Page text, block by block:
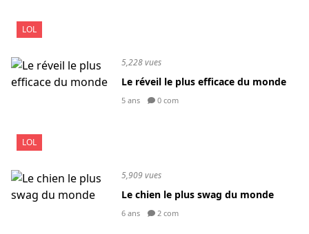
LOL
LOL
5,228 vues
Le réveil le plus efficace du monde
5 ans 0 com
5,909 vues
Le chien le plus swag du monde
6 ans 2 com